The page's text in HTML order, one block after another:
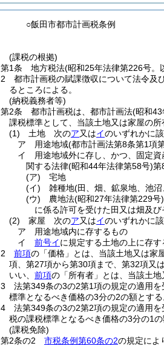
○飯田市都市計画税条例
(課税の根拠)
第1条
地方税法(昭和25年法律第226号。
2
都市計画税の賦課徴収について法令及
るところによる。
(納税義務者等)
第2条
都市計画税は、都市計画法(昭和43
課税標準として、当該土地又は家屋の所
(1)
土地 次のア又はイのいずれかに
ア
用途地域(都市計画法第8条第1項
イ
用途地域外に存し、かつ、固定
関する法律(昭和44年法律第58号)第
(ア)
宅地
(イ)
雑種地(田、畑、鉱泉地、池
(ウ)
農地法(昭和27年法律第229号)
に係る許可を受けた田又は畑及
(2)
家屋 次のア又はイのいずれかに
ア
用途地域内に存するもの
イ
前号イに規定する土地の上に存す
2
前項の「価格」とは、当該土地又は家
項、第27項から第30項まで、第32項又
いい、 前項の「所有者」とは、当該土
3
法第349条の3の2第1項の規定の適用
標準となるべき価格の3分の2の額とする
4
法第349条の3の2第2項の規定の適用
税の課税標準となるべき価格の3分の1の
(課税免除)
第2条の2
市税条例第60条の2の規定によ